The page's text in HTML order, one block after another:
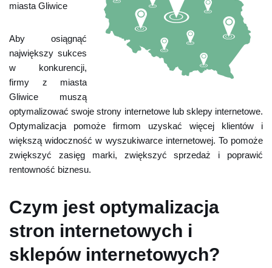
miasta Gliwice
Aby osiągnąć
największy sukces
w konkurencji,
firmy z miasta
Gliwice muszą
optymalizować swoje strony internetowe lub sklepy internetowe.
Optymalizacja pomoże firmom uzyskać więcej klientów i
większą widoczność w wyszukiwarce internetowej. To pomoże
zwiększyć zasięg marki, zwiększyć sprzedaż i poprawić
rentowność biznesu.
Czym jest optymalizacja
stron internetowych i
sklepów internetowych?